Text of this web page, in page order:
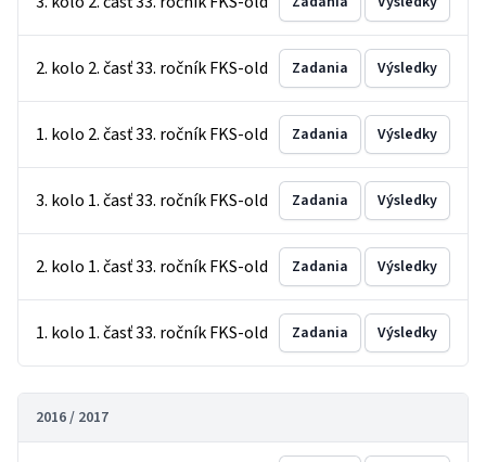
2. kolo 2. časť 33. ročník FKS-old Zadania Výsledky
1. kolo 2. časť 33. ročník FKS-old Zadania Výsledky
3. kolo 1. časť 33. ročník FKS-old Zadania Výsledky
2. kolo 1. časť 33. ročník FKS-old Zadania Výsledky
1. kolo 1. časť 33. ročník FKS-old Zadania Výsledky
2016 / 2017